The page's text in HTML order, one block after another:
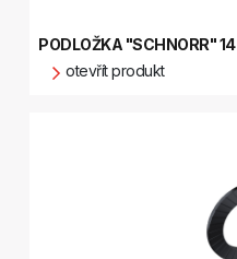
PODLOŽKA "SCHNORR" 14
otevřít produkt